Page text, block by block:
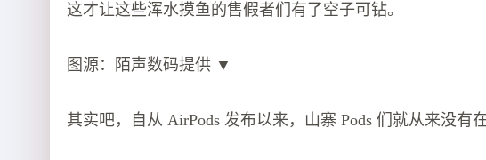
这才让这些浑水摸鱼的售假者们有了空子可钻。
图源：陌声数码提供 ▼
其实吧，自从 AirPods 发布以来，山寨 Pods 们就从来没有